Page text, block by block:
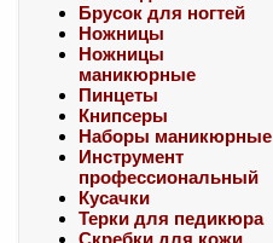
Брусок для ногтей
Ножницы
Ножницы
маникюрные
Пинцеты
Книпсеры
Наборы маникюрные
Инструмент
профессиональный
Кусачки
Терки для педикюра
Скребки для кожи